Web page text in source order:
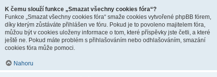
K čemu slouží funkce „Smazat všechny cookies fóra“?
Funkce „Smazat všechny cookies fóra“ smaže cookies vytvořené phpBB fórem,
díky kterým zůstáváte přihlášen ve fóru. Pokud je to povoleno majitelem fóra,
můžou být v cookies uloženy informace o tom, které příspěvky jste četli, a které
ještě ne. Pokud máte problém s přihlašováním nebo odhlašováním, smazání
cookies fóra může pomoci.
Nahoru